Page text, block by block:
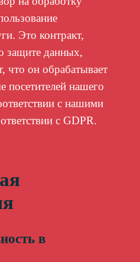
Это контракт,
защите данных,
что он обрабатывает
посетителей нашего
с нашими
с GDPR.
в